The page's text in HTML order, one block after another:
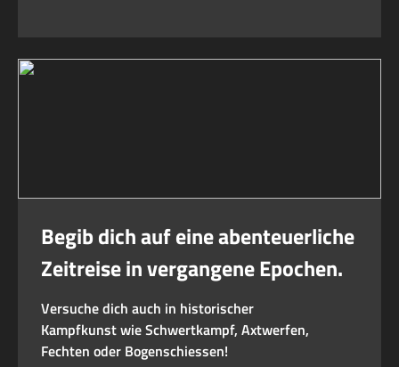
Begib dich auf eine abenteuerliche
Zeitreise in vergangene Epochen.
Versuche dich auch in historischer
Kampfkunst wie Schwertkampf, Axtwerfen,
Fechten oder Bogenschiessen!